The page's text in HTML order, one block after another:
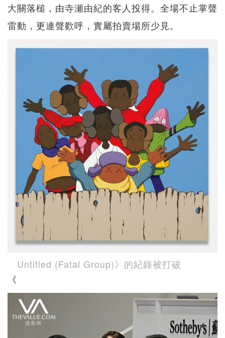
大關落槌，由寺瀬由紀的客人投得。全場不止掌聲
雷動，更連聲歡呼，實屬拍賣場所少見。
《
Untitled (Fatal Group)》的紀錄被打破